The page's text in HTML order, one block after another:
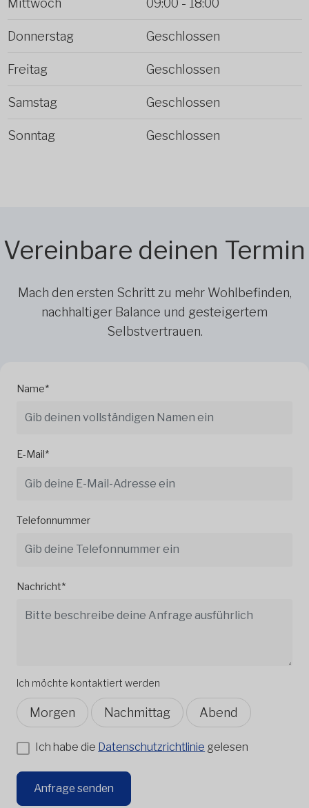
Donnerstag Geschlossen
Freitag Geschlossen
Samstag Geschlossen
Sonntag Geschlossen
Vereinbare deinen Termin
Mach den ersten Schritt zu mehr Wohlbefinden,
nachhaltiger Balance und gesteigertem
Selbstvertrauen.
Name*
E-Mail*
Telefonnummer
Nachricht*
Ich möchte kontaktiert werden
Morgen Nachmittag Abend
Ich habe die Datenschutzrichtlinie gelesen
Anfrage senden